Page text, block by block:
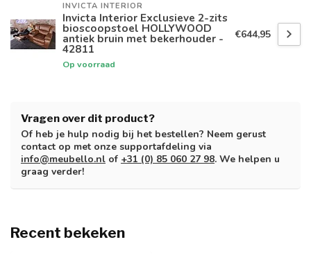
INVICTA INTERIOR
Invicta Interior Exclusieve 2-zits
bioscoopstoel HOLLYWOOD
antiek bruin met bekerhouder -
42811
Op voorraad
€644,95
Vragen over dit product?
Of heb je hulp nodig bij het bestellen? Neem gerust
contact op met onze supportafdeling via
info@meubello.nl of +31 (0) 85 060 27 98. We helpen u
graag verder!
Recent bekeken